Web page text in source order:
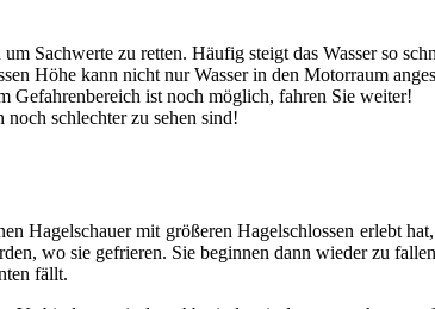
Sachwerte zu retten. Häufig steigt das Wasser so
Höhe kann nicht nur Wasser in den Motorraum
Gefahrenbereich ist noch möglich, fahren Sie weiter!
schlechter zu sehen sind!
Hagelschauer mit größeren Hagelschlossen erlebt
wo sie gefrieren. Sie beginnen dann wieder zu
fällt.